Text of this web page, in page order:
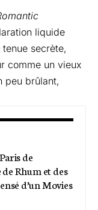
liquide
secrète,
comme un vieux
peu brûlant,
de
Rhum et des
d’un Movies